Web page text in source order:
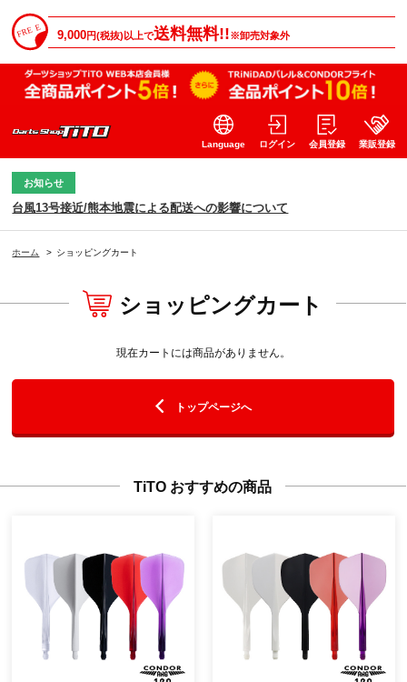
9,000円(税抜)以上で送料無料!!※卸売対象外
Language ログイン 会員登録 業販登録
お知らせ
台風13号接近/熊本地震による配送への影響について
ホーム > ショッピングカート
ショッピングカート
現在カートには商品がありません。
トップページへ
TiTO おすすめの商品